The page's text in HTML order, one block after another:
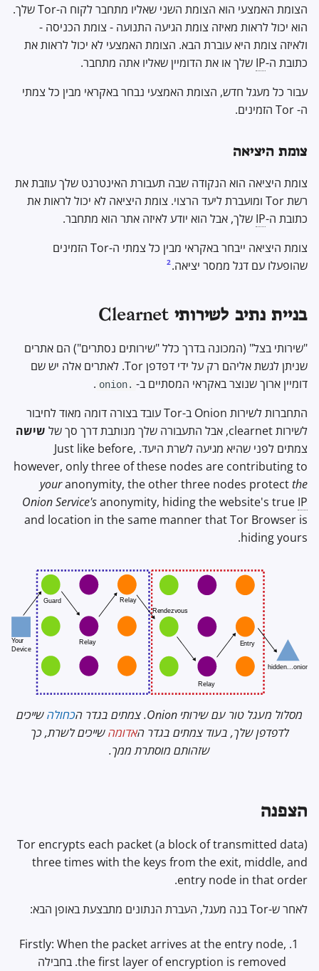
הצומת האמצעי הוא הצומת השני שאליו מתחבר לקוח ה-Tor שלך.
הוא יכול לראות מאיזה צומת הגיעה התנועה - צומת הכניסה -
ולאיזה צומת היא עוברת הבא. הצומת האמצעי לא יכול לראות את
כתובת ה-IP שלך או את הדומיין שאליו אתה מתחבר.
עבור כל מעגל חדש, הצומת האמצעי נבחר באקראי מבין כל צמתי
ה- Tor הזמינים.
צומת היציאה
צומת היציאה הוא הנקודה שבה תעבורת האינטרנט שלך עוזבת את
רשת Tor ומועברת ליעד הרצוי. צומת היציאה לא יכול לראות את
כתובת ה-IP שלך, אבל הוא יודע לאיזה אתר הוא מתחבר.
צומת היציאה ייבחר באקראי מבין כל צמתי ה-Tor הזמינים
שהופעלו עם דגל ממסר יציאה.2
בניית נתיב לשירותי Clearnet
"שירותי בצל" (המכונה בדרך כלל "שירותים נסתרים") הם אתרים
שניתן לגשת אליהם רק על ידי דפדפן Tor. לאתרים אלה יש שם
דומיין ארוך שנוצר באקראי המסתיים ב- .onion
.
התחברות לשירות Onion ב-Tor עובד בצורה דומה מאוד לחיבור
לשירות clearnet, אבל התעבורה שלך מנותבת דרך סך של
שישה
צמתים לפני שהיא מגיעה לשרת היעד. Just like before,
however, only three of these nodes are contributing to
youranonymity, the other three nodes protectthe
Onion Service'sanonymity, hiding the website's true IP
and location in the same manner that Tor Browser is
hiding yours.
מסלול מעגל טור עם שירותי Onion. צמתים בגדר ה כחולהשייכים
לדפדפן שלך, בעוד צמתים בגדר האדומהשייכים לשרת, כך
שזהותם מוסתרת ממך.
הצפנה
Tor encrypts each packet (a block of transmitted data)
three times with the keys from the exit, middle, and
entry node in that order.
לאחר ש-Tor בנה מעגל, העברת הנתונים מתבצעת באופן הבא:
Firstly: When the packet arrives at the entry node,
the first layer of encryption is removed. בחבילה